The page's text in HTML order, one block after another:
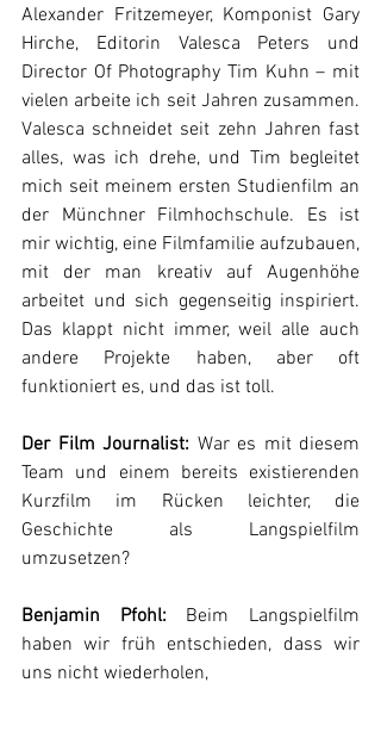
Alexander Fritzemeyer, Komponist Gary
Hirche, Editorin Valesca Peters und
Director Of Photography Tim Kuhn – mit
vielen arbeite ich seit Jahren zusammen.
Valesca schneidet seit zehn Jahren fast
alles, was ich drehe, und Tim begleitet
mich seit meinem ersten Studienfilm an
der Münchner Filmhochschule. Es ist
mir wichtig, eine Filmfamilie aufzubauen,
mit der man kreativ auf Augenhöhe
arbeitet und sich gegenseitig inspiriert.
Das klappt nicht immer, weil alle auch
andere Projekte haben, aber oft
funktioniert es, und das ist toll.
Der Film Journalist: War es mit diesem
Team und einem bereits existierenden
Kurzfilm im Rücken leichter, die
Geschichte als Langspielfilm
umzusetzen?
Benjamin Pfohl: Beim Langspielfilm
haben wir früh entschieden, dass wir
uns nicht wiederholen,